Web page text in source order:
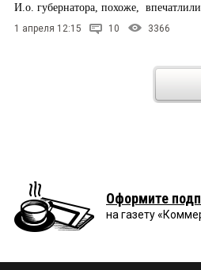
И.о. губернатора, похоже,
1 апреля 12:15 10 3366
Оформите
на газету